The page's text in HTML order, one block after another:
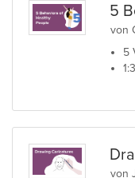
5
von
5
von